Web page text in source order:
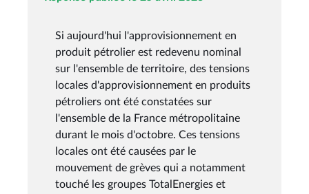
Si aujourd'hui l'approvisionnement en
produit pétrolier est redevenu nominal
sur l'ensemble de territoire, des tensions
locales d'approvisionnement en produits
pétroliers ont été constatées sur
l'ensemble de la France métropolitaine
durant le mois d'octobre. Ces tensions
locales ont été causées par le
mouvement de grèves qui a notamment
touché les groupes TotalEnergies et